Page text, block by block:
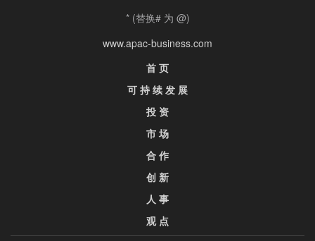
* (替换# 为 @)
www.apac-business.com
首 页
可 持 续 发 展
投 资
市 场
合 作
创 新
人 事
观 点